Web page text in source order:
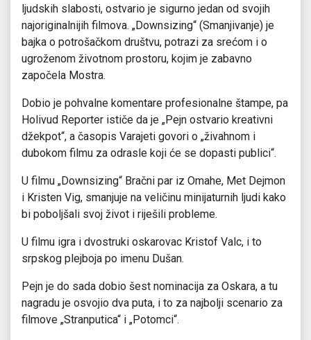
ljudskih slabosti, ostvario je sigurno jedan od svojih
najoriginalnijih filmova. „Downsizing“ (Smanjivanje) je
bajka o potrošačkom društvu, potrazi za srećom i o
ugroženom životnom prostoru, kojim je zabavno
započela Mostra.
Dobio je pohvalne komentare profesionalne štampe, pa
Holivud Reporter ističe da je „Pejn ostvario kreativni
džekpot“, a časopis Varajeti govori o „živahnom i
dubokom filmu za odrasle koji će se dopasti publici“.
U filmu „Downsizing“ Bračni par iz Omahe, Met Dejmon
i Kristen Vig, smanjuje na veličinu minijaturnih ljudi kako
bi poboljšali svoj život i riješili probleme.
U filmu igra i dvostruki oskarovac Kristof Valc, i to
srpskog plejboja po imenu Dušan.
Pejn je do sada dobio šest nominacija za Oskara, a tu
nagradu je osvojio dva puta, i to za najbolji scenario za
filmove „Stranputica“ i „Potomci“.